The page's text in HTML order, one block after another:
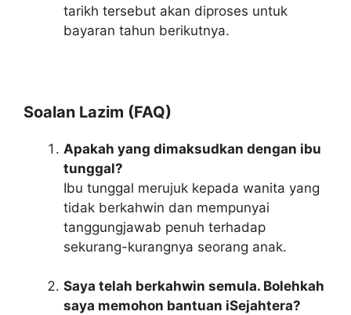
tarikh tersebut akan diproses untuk
bayaran tahun berikutnya.
Soalan Lazim (FAQ)
Apakah yang dimaksudkan dengan ibu
tunggal?
Ibu tunggal merujuk kepada wanita yang
tidak berkahwin dan mempunyai
tanggungjawab penuh terhadap
sekurang-kurangnya seorang anak.
Saya telah berkahwin semula. Bolehkah
saya memohon bantuan iSejahtera?